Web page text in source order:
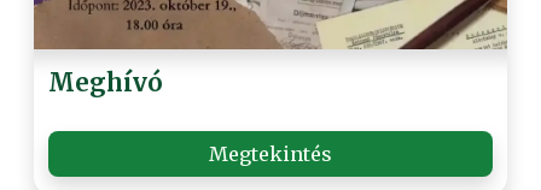
Meghívó
Megtekintés